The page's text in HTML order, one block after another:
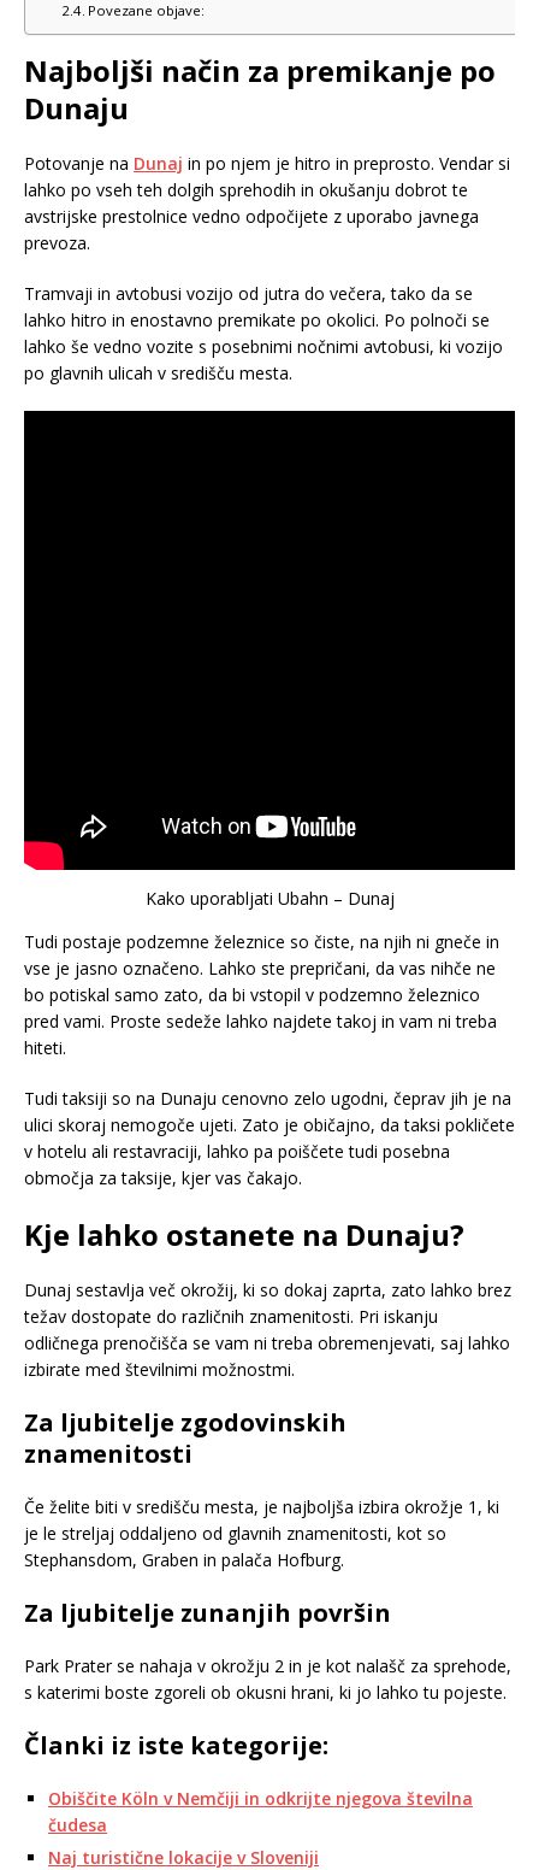
Povezane objave:
Najboljši način za premikanje po
Dunaju
Potovanje na Dunaj in po njem je hitro in preprosto. Vendar si
lahko po vseh teh dolgih sprehodih in okušanju dobrot te
avstrijske prestolnice vedno odpočijete z uporabo javnega
prevoza.
Tramvaji in avtobusi vozijo od jutra do večera, tako da se
lahko hitro in enostavno premikate po okolici. Po polnoči se
lahko še vedno vozite s posebnimi nočnimi avtobusi, ki vozijo
po glavnih ulicah v središču mesta.
Kako uporabljati Ubahn – Dunaj
Tudi postaje podzemne železnice so čiste, na njih ni gneče in
vse je jasno označeno. Lahko ste prepričani, da vas nihče ne
bo potiskal samo zato, da bi vstopil v podzemno železnico
pred vami. Proste sedeže lahko najdete takoj in vam ni treba
hiteti.
Tudi taksiji so na Dunaju cenovno zelo ugodni, čeprav jih je na
ulici skoraj nemogoče ujeti. Zato je običajno, da taksi pokličete
v hotelu ali restavraciji, lahko pa poiščete tudi posebna
območja za taksije, kjer vas čakajo.
Kje lahko ostanete na Dunaju?
Dunaj sestavlja več okrožij, ki so dokaj zaprta, zato lahko brez
težav dostopate do različnih znamenitosti. Pri iskanju
odličnega prenočišča se vam ni treba obremenjevati, saj lahko
izbirate med številnimi možnostmi.
Za ljubitelje zgodovinskih
znamenitosti
Če želite biti v središču mesta, je najboljša izbira okrožje 1, ki
je le streljaj oddaljeno od glavnih znamenitosti, kot so
Stephansdom, Graben in palača Hofburg.
Za ljubitelje zunanjih površin
Park Prater se nahaja v okrožju 2 in je kot nalašč za sprehode,
s katerimi boste zgoreli ob okusni hrani, ki jo lahko tu pojeste.
Članki iz iste kategorije:
Obiščite Köln v Nemčiji in odkrijte njegova številna
čudesa
Naj turistične lokacije v Sloveniji